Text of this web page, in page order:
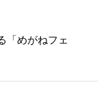
「めがねフェ